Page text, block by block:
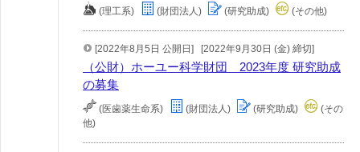
(理工系) (財団法人) (研究助成) (その他)
[2022年8月5日 公開日] [2022年9月30日 (金) 締切]
（公財）ホーユー科学財団 2023年度 研究助成
の募集
(医歯薬生命系) (財団法人) (研究助成)
(その
他)